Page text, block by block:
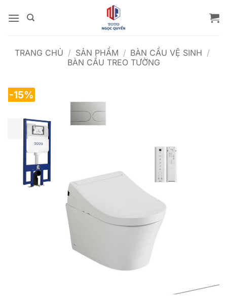
qua
TRANG CHỦ / SẢN PHẨM / BÀN CẦU VỆ SINH /
BÀN CẦU TREO TƯỜNG
-15%